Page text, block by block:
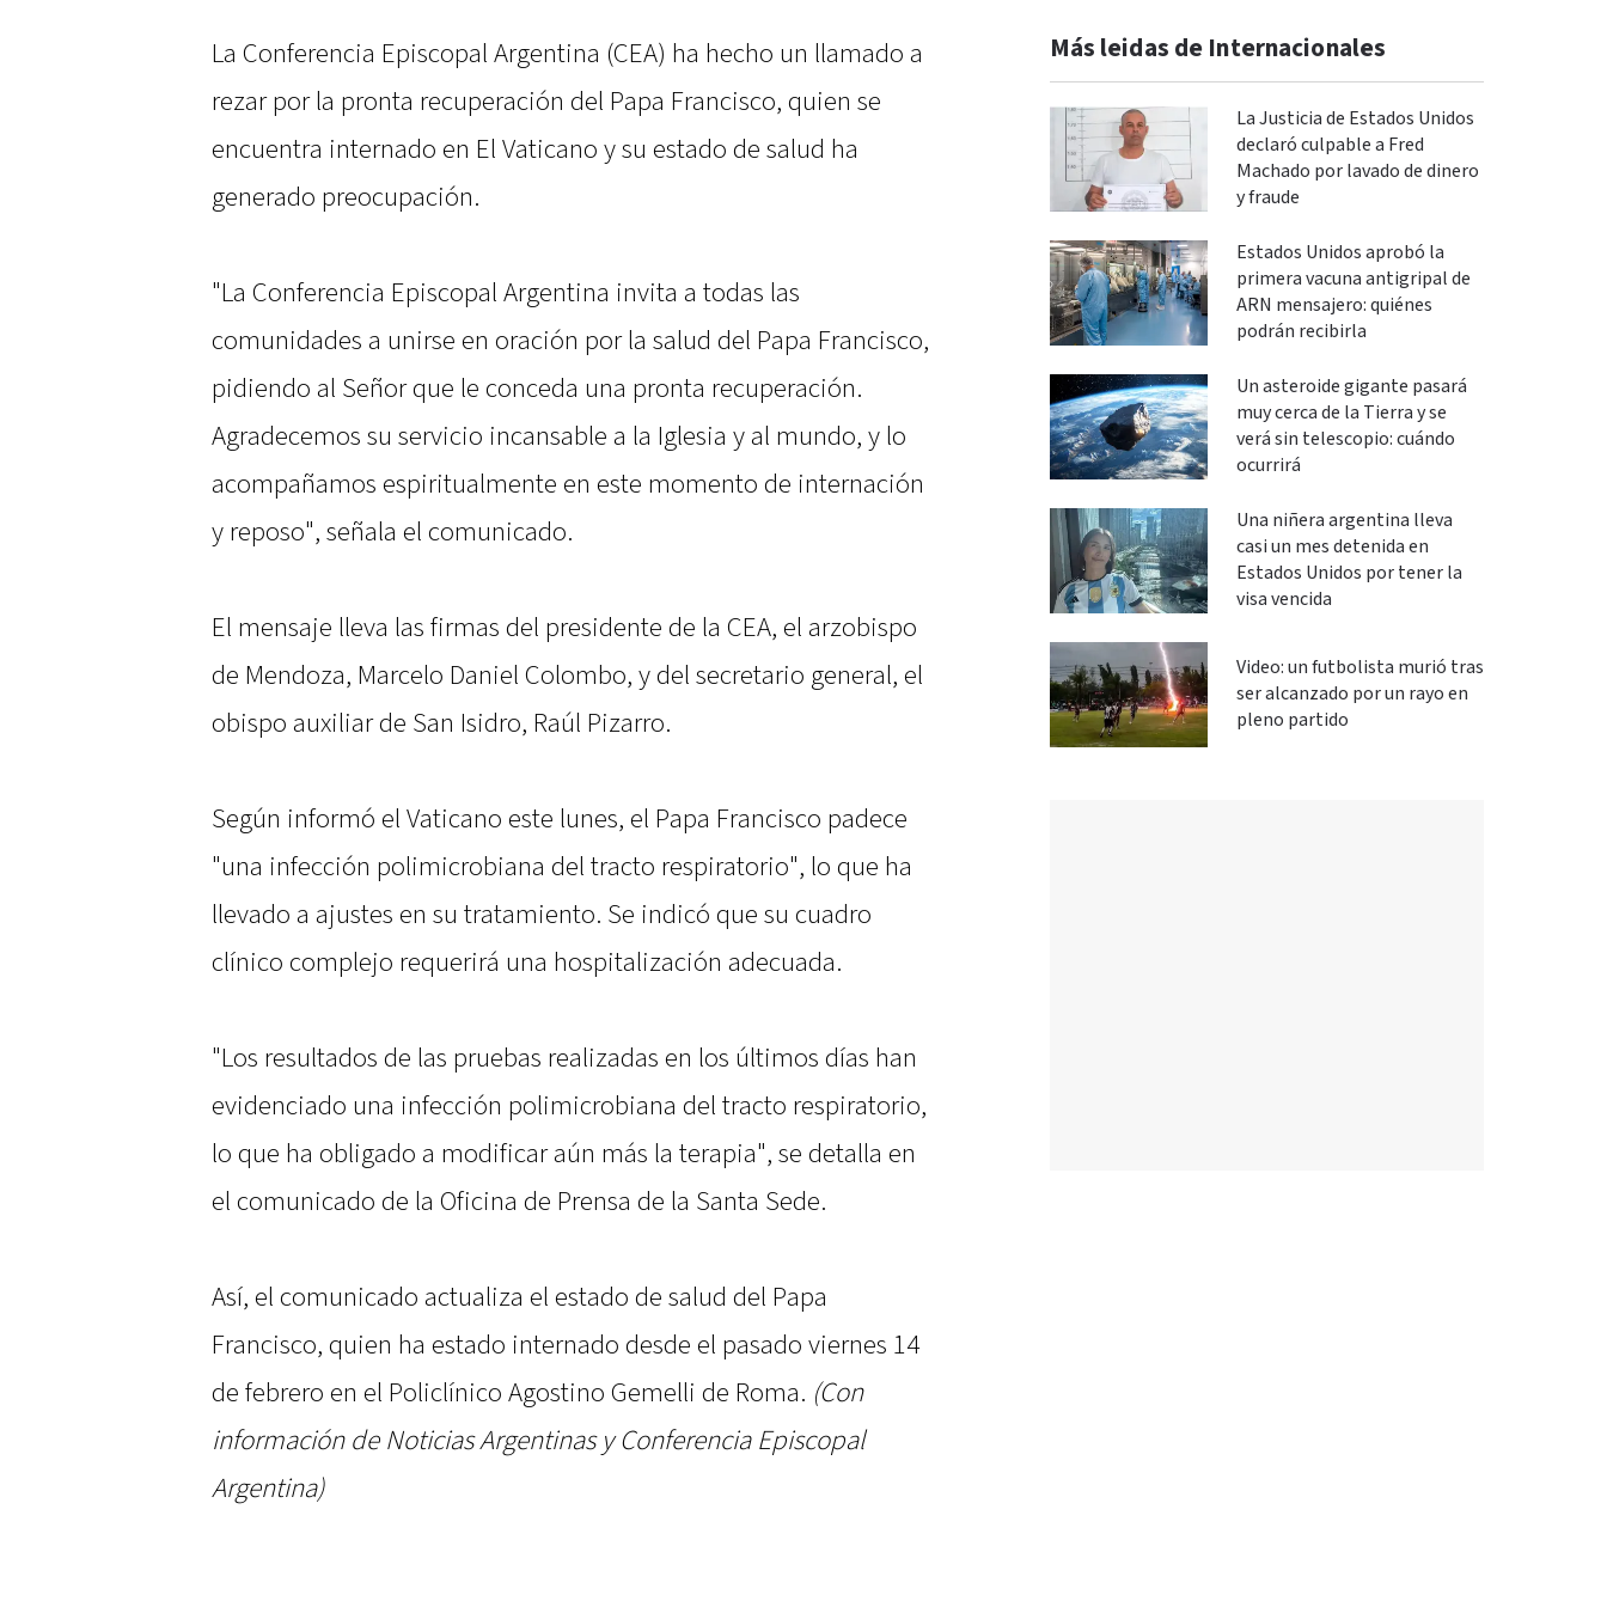
La Conferencia Episcopal Argentina (CEA) ha hecho un llamado a
rezar por la pronta recuperación del Papa Francisco, quien se
encuentra internado en El Vaticano y su estado de salud ha
generado preocupación.
"La Conferencia Episcopal Argentina invita a todas las
comunidades a unirse en oración por la salud del Papa Francisco,
pidiendo al Señor que le conceda una pronta recuperación.
Agradecemos su servicio incansable a la Iglesia y al mundo, y lo
acompañamos espiritualmente en este momento de internación
y reposo", señala el comunicado.
El mensaje lleva las firmas del presidente de la CEA, el arzobispo
de Mendoza, Marcelo Daniel Colombo, y del secretario general, el
obispo auxiliar de San Isidro, Raúl Pizarro.
Según informó el Vaticano este lunes, el Papa Francisco padece
"una infección polimicrobiana del tracto respiratorio", lo que ha
llevado a ajustes en su tratamiento. Se indicó que su cuadro
clínico complejo requerirá una hospitalización adecuada.
"Los resultados de las pruebas realizadas en los últimos días han
evidenciado una infección polimicrobiana del tracto respiratorio,
lo que ha obligado a modificar aún más la terapia", se detalla en
el comunicado de la Oficina de Prensa de la Santa Sede.
Así, el comunicado actualiza el estado de salud del Papa
Francisco, quien ha estado internado desde el pasado viernes 14
de febrero en el Policlínico Agostino Gemelli de Roma. (Con
información de Noticias Argentinas y Conferencia Episcopal
Argentina)
Más leidas de Internacionales
La Justicia de Estados Unidos
declaró culpable a Fred
Machado por lavado de dinero
y fraude
Estados Unidos aprobó la
primera vacuna antigripal de
ARN mensajero: quiénes
podrán recibirla
Un asteroide gigante pasará
muy cerca de la Tierra y se
verá sin telescopio: cuándo
ocurrirá
Una niñera argentina lleva
casi un mes detenida en
Estados Unidos por tener la
visa vencida
Video: un futbolista murió tras
ser alcanzado por un rayo en
pleno partido